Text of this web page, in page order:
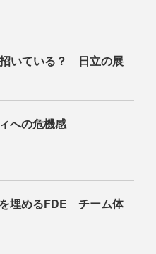
招いている？ 日立の展
への危機感
埋めるFDE チーム体